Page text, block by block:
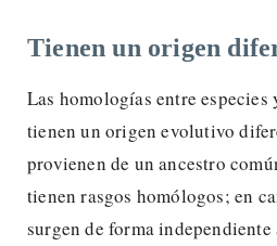
Tienen un origen
Las homologías entre especies
tienen un origen evolutivo
provienen de un ancestro
tienen rasgos homólogos; en
surgen de forma